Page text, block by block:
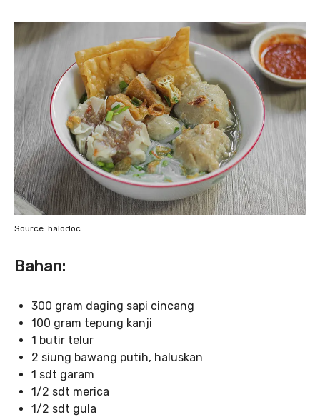
Source: halodoc
Bahan:
300 gram daging sapi cincang
100 gram tepung kanji
1 butir telur
2 siung bawang putih, haluskan
1 sdt garam
1/2 sdt merica
1/2 sdt gula